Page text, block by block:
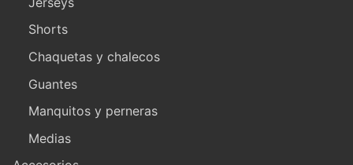
Shorts
Chaquetas y chalecos
Guantes
Manquitos y perneras
Medias